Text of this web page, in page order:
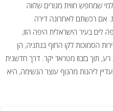
שמחפש חווית מגורים שלווה
אם רכשתם לאחרונה דירה
לים בעיר הישראלית היפה הזו,
הסמוכות לקו החוף בנתניה, הן
רע, תוך בזבוז מטראז' יקר. דרך חדשנית
ליהנות מהנוף עוצר הנשימה, היא